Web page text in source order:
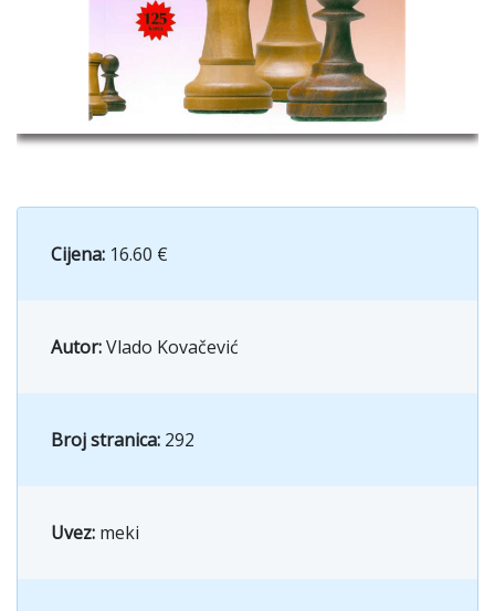
Cijena: 16.60 €
Autor:Vlado Kovačević
Broj stranica: 292
Uvez: meki